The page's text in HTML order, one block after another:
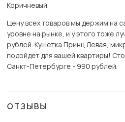
Коричневый.
Цену всех товаров мы держим на
уровне на рынке, и у этого тоже
рублей. Кушетка Принц Левая,
подойдет для вашей квартиры!
Санкт-Петербурге - 990 рублей.
ОТЗЫВЫ